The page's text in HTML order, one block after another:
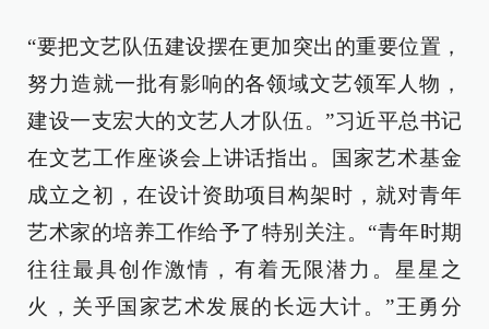
“要把文艺队伍建设摆在更加突出的重要位置，
努力造就一批有影响的各领域文艺领军人物，
建设一支宏大的文艺人才队伍。”习近平总书记
在文艺工作座谈会上讲话指出。国家艺术基金
成立之初，在设计资助项目构架时，就对青年
艺术家的培养工作给予了特别关注。“青年时期
往往最具创作激情，有着无限潜力。星星之
火，关乎国家艺术发展的长远大计。”王勇分